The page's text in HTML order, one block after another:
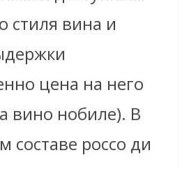
стиля вина и
цена на него
вино нобиле). В
составе россо ди